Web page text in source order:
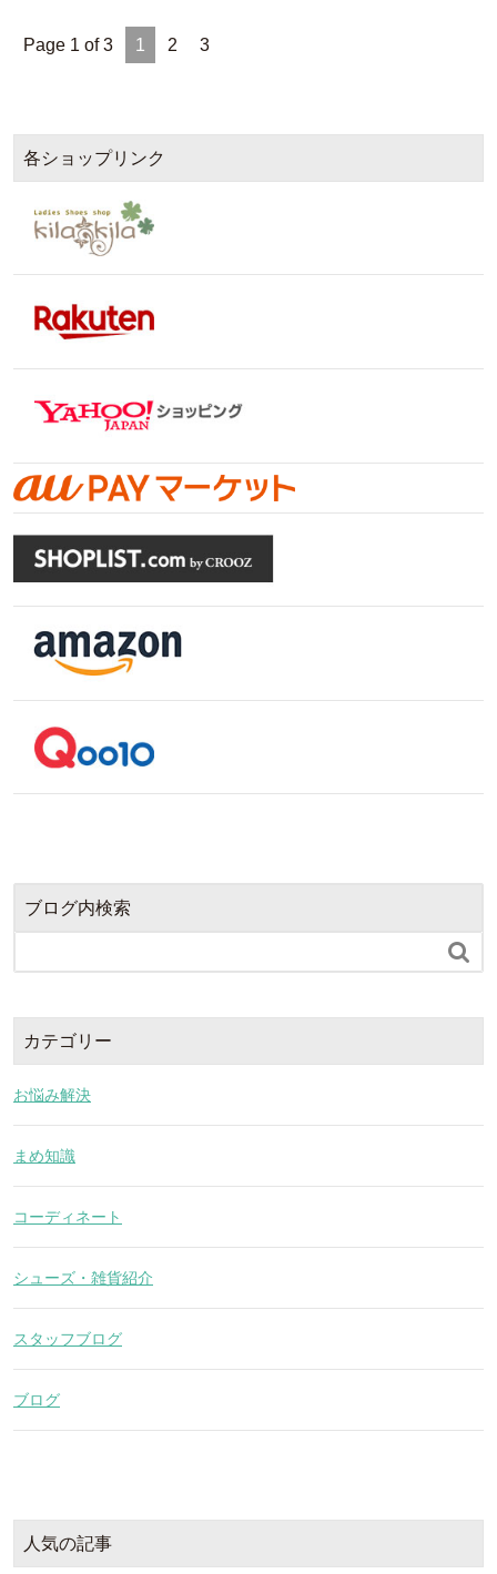
Page 1 of 3 1 2 3
各ショップリンク
ブログ内検索

カテゴリー
お悩み解決
まめ知識
コーディネート
シューズ・雑貨紹介
スタッフブログ
ブログ
人気の記事